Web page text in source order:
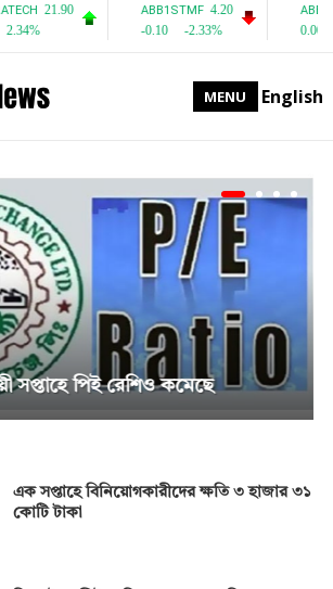
MENU English
এক সপ্তাহে বিনিয়োগকারীদের ক্ষতি ৩ হাজার ৩১
কোটি টাকা